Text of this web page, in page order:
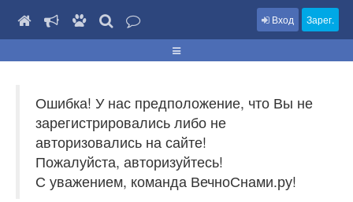
Вход Зарег.
Ошибка! У нас предположение, что Вы не
зарегистрировались либо не
авторизовались на сайте!
Пожалуйста, авторизуйтесь!
С уважением, команда ВечноСнами.ру!